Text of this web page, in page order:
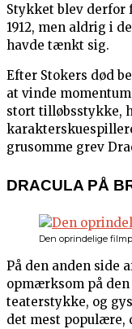
Stykket blev derfor
1912, men aldrig i
havde tænkt sig.
Efter Stokers død
at vinde
stort tilløbsstykke,
grusomme grev
DRACULA PÅ
Den oprindelige
På den anden side
opmærksom på den
teaterstykke, og
det mest populære,